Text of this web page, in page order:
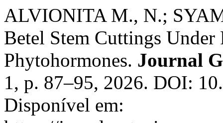
ALVIONITA M., N.;
Betel Stem Cuttings
Phytohormones. Journal
1, p. 87–95, 2026. DOI:
Disponível em: